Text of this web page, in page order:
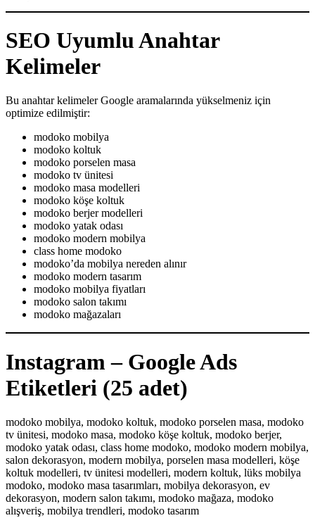
SEO Uyumlu Anahtar
Kelimeler
Bu anahtar kelimeler Google aramalarında yükselmeniz için
optimize edilmiştir:
modoko mobilya
modoko koltuk
modoko porselen masa
modoko tv ünitesi
modoko masa modelleri
modoko köşe koltuk
modoko berjer modelleri
modoko yatak odası
modoko modern mobilya
class home modoko
modoko’da mobilya nereden alınır
modoko modern tasarım
modoko mobilya fiyatları
modoko salon takımı
modoko mağazaları
Instagram – Google Ads
Etiketleri (25 adet)
modoko mobilya, modoko koltuk, modoko porselen masa, modoko
tv ünitesi, modoko masa, modoko köşe koltuk, modoko berjer,
modoko yatak odası, class home modoko, modoko modern mobilya,
salon dekorasyon, modern mobilya, porselen masa modelleri, köşe
koltuk modelleri, tv ünitesi modelleri, modern koltuk, lüks mobilya
modoko, modoko masa tasarımları, mobilya dekorasyon, ev
dekorasyon, modern salon takımı, modoko mağaza, modoko
alışveriş, mobilya trendleri, modoko tasarım